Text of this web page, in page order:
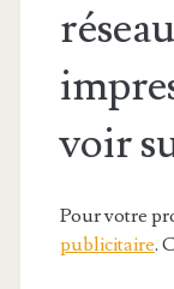
voir
Pour votre
publicitaire.